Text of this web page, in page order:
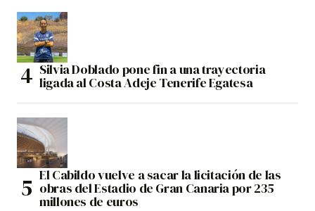
Silvia Doblado pone fin a una trayectoria
ligada al Costa Adeje Tenerife Egatesa
El Cabildo vuelve a sacar la licitación de las
obras del Estadio de Gran Canaria por 235
millones de euros